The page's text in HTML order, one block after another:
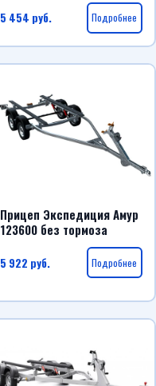
5 454 руб. Подробнее
Прицеп Экспедиция Амур
123600 без тормоза
5 922 руб. Подробнее